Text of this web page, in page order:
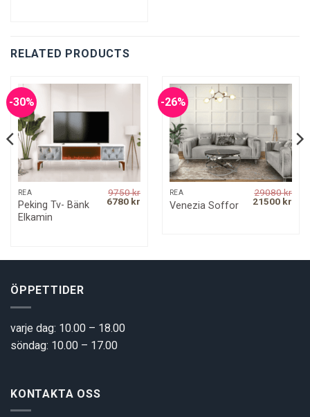
RELATED PRODUCTS
-30%
REA
Peking Tv- Bänk
Elkamin
9750kr
Original
6780 kr Current
-26%
REA
Venezia Soffor
29080kr
Original
21500 kr
ÖPPETTIDER
varje dag: 10.00 – 18.00
söndag: 10.00 – 17.00
KONTAKTA OSS